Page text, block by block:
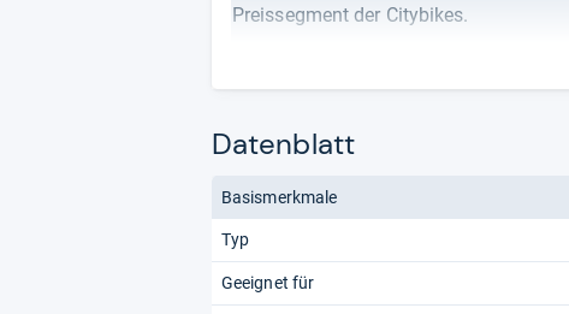
Preissegment der Citybikes.
Von uns ausgewertete Quellen:
MediaMarkt
Airtracks
Datenblatt
Basismerkmale
Typ
Geeignet für